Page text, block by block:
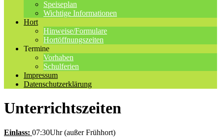
Speiseplan
Wichtige Informationen
Hort
Hinweise/Formulare
Hortöffnungszeiten
Termine
Vorhaben
Schulferien
Impressum
Datenschutzerklärung
Unterrichtszeiten
Einlass: 07:30Uhr (außer Frühhort)